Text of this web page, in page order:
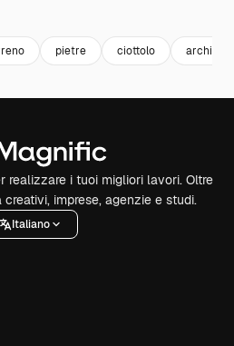
pietre ciottolo
realizzare i tuoi migliori lavori. Oltre
imprese, agenzie e studi.
Italiano